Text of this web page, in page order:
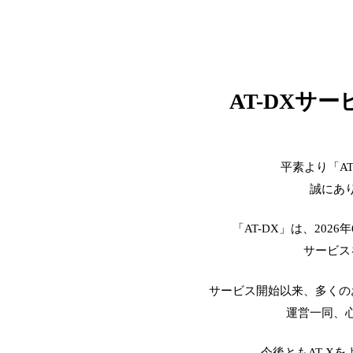
AT-DXサー
平素より「
誠にあ
「AT-DX」は、2026
サービ
サービス開始以来、多く
運営一同、